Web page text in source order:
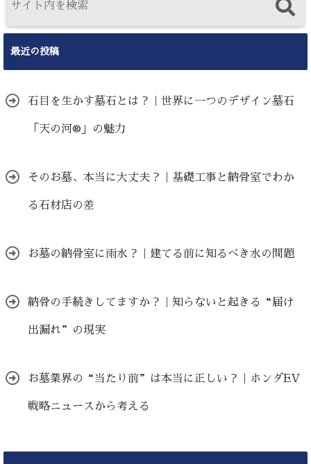
最近の投稿
石目を生かす墓石とは？｜世界に一つのデザイン墓石
「天の河®」の魅力
そのお墓、本当に大丈夫？｜基礎工事と納骨室でわか
る石材店の差
お墓の納骨室に雨水？｜建てる前に知るべき水の問題
納骨の手続きしてますか？｜知らないと起きる“届け
出漏れ”の現実
お墓業界の“当たり前”は本当に正しい？｜ホンダEV
戦略ニュースから考える